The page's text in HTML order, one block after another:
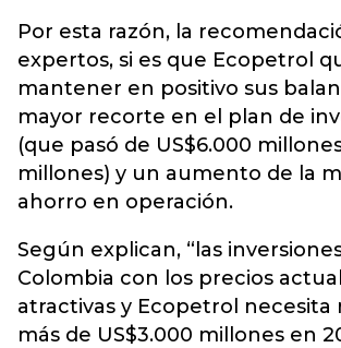
Por esta razón, la
expertos, si es que Ecopetrol
mantener en positivo sus
mayor recorte en el plan de
(que pasó de US$6.000
millones) y un aumento de la
ahorro en operación.
Según explican, “las
Colombia con los precios
atractivas y Ecopetrol necesita
más de US$3.000 millones en